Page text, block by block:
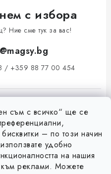
съм с всичко“ ще се
– по този начин
удобно
на нашия
към реклами. Можете
с избора
Ние сме тук за вас!
@magsy.bg
/ +359 88 77 00 454